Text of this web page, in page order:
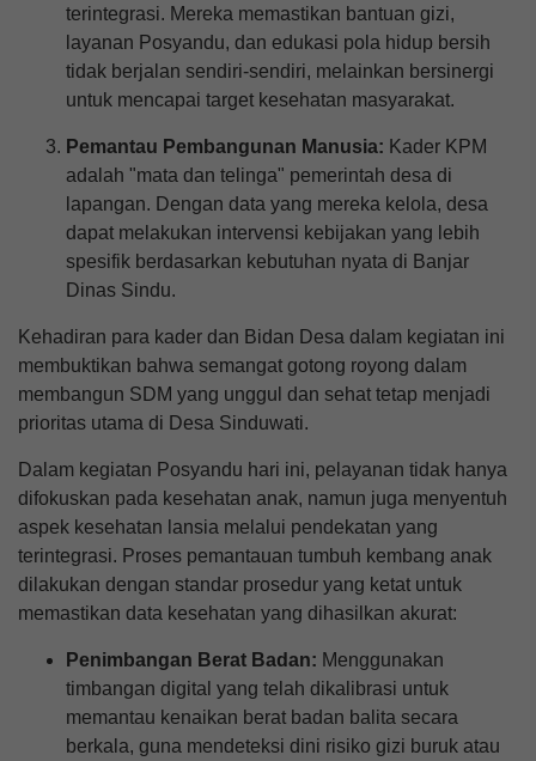
terintegrasi. Mereka memastikan bantuan gizi,
layanan Posyandu, dan edukasi pola hidup bersih
tidak berjalan sendiri-sendiri, melainkan bersinergi
untuk mencapai target kesehatan masyarakat.
Pemantau Pembangunan Manusia: Kader KPM
adalah "mata dan telinga" pemerintah desa di
lapangan. Dengan data yang mereka kelola, desa
dapat melakukan intervensi kebijakan yang lebih
spesifik berdasarkan kebutuhan nyata di Banjar
Dinas Sindu.
Kehadiran para kader dan Bidan Desa dalam kegiatan ini
membuktikan bahwa semangat gotong royong dalam
membangun SDM yang unggul dan sehat tetap menjadi
prioritas utama di Desa Sinduwati.
Dalam kegiatan Posyandu hari ini, pelayanan tidak hanya
difokuskan pada kesehatan anak, namun juga menyentuh
aspek kesehatan lansia melalui pendekatan yang
terintegrasi. Proses pemantauan tumbuh kembang anak
dilakukan dengan standar prosedur yang ketat untuk
memastikan data kesehatan yang dihasilkan akurat:
Penimbangan Berat Badan: Menggunakan
timbangan digital yang telah dikalibrasi untuk
memantau kenaikan berat badan balita secara
berkala, guna mendeteksi dini risiko gizi buruk atau